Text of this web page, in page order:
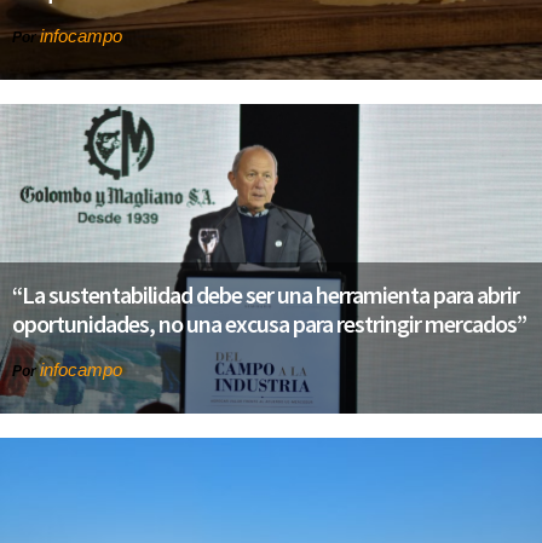
Porinfocampo
“La sustentabilidad debe ser una herramienta para abrir
oportunidades, no una excusa para restringir mercados”
Porinfocampo